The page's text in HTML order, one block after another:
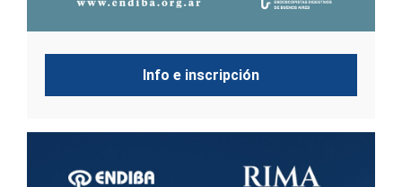
Info e inscripción